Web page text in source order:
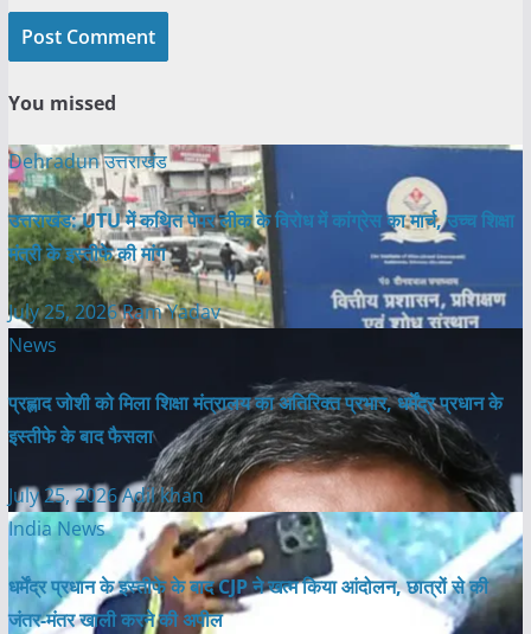
You missed
Dehradunउत्तराखंड
उत्तराखंड: UTU में कथित पेपर लीक के विरोध में कांग्रेस का मार्च, उच्च शिक्षा
मंत्री के इस्तीफे की मांग
July 25, 2026Ram Yadav
News
प्रह्लाद जोशी को मिला शिक्षा मंत्रालय का अतिरिक्त प्रभार, धर्मेंद्र प्रधान के
इस्तीफे के बाद फैसला
July 25, 2026Adil khan
India News
धर्मेंद्र प्रधान के इस्तीफे के बाद CJP ने खत्म किया आंदोलन, छात्रों से की
जंतर-मंतर खाली करने की अपील